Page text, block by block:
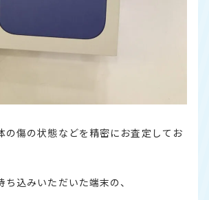
の傷の状態などを精密にお査定してお
込みいただいた端末の、